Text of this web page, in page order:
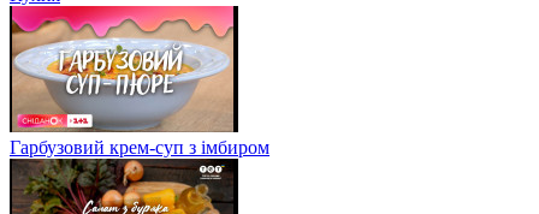
Гарбузовий крем-суп з імбиром